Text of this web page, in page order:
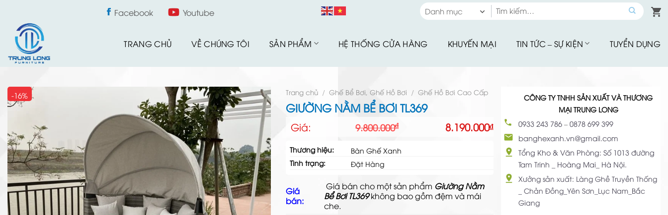
content
Facebook Youtube Danh mục
Bàn Ghế Quầy Bar
Bàn Ghế Sân Vườn
Bàn Ghế Ăn Ngoài Trời
Bàn Ghế Ban Công
Ghế Bể Bơi, Ghế Hồ Bơi
Ô Dù Nhà Bạt
Tìm
kiếm:
TRANG CHỦ VỀ CHÚNG TÔI SẢN PHẨM HỆ THỐNG CỬA HÀNG KHUYẾN MẠI TIN TỨC – SỰ KIỆN TUYỂN DỤNG
-16% Trang chủ / Ghế Bể Bơi, Ghế Hồ Bơi / Ghế Hồ Bơi Cao Cấp
GIƯỜNG NẰM BỂ BƠI TL369
Giá: 9.800.000₫
Giá
gốc
là:
9.800.000₫.
8.190.000₫
Giá
hiện
tại
là:
8.190.000₫.
Thương hiệu:
Bàn Ghế Xanh
Tình trạng:
Đặt Hàng
Giá
bán:
Giá bán cho một sản phẩm Giường Nằm
Bể Bơi TL369không bao gồm đệm và mái
che.
CÔNG TY TNHH SẢN XUẤT VÀ THƯƠNG
MẠI TRUNG LONG
0933 243 786 – 0878 699 399
banghexanh.vn@gmail.com
Tổng Kho & Văn Phòng: Số 1013 đường
Tam Trinh _ Hoàng Mai_ Hà Nội.
Xưởng sản xuất: Làng Ghề Truyền Thống
_ Chản Đồng_Yên Sơn_Lục Nam_Bắc
Giang